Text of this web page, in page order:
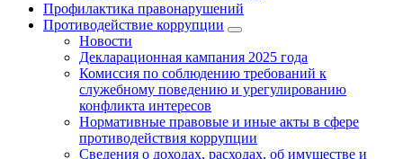
Профилактика правонарушений
Противодействие коррупции
Новости
Декларационная кампания 2025 года
Комиссия по соблюдению требований к
служебному поведению и урегулированию
конфликта интересов
Нормативные правовые и иные акты в сфере
противодействия коррупции
Сведения о доходах, расходах, об имуществе и